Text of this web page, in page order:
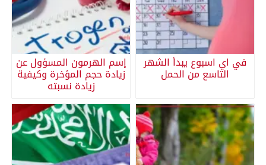
في اي اسبوع يبدأ الشهر
التاسع من الحمل
إسم الهرمون المسؤول عن
زيادة حجم المؤخرة وكيفية
زيادة نسبته